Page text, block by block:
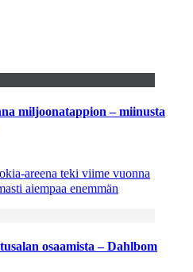
miljoonatappion – miinusta
areena teki viime vuonna
aiempaa enemmän
osaamista – Dahlbom